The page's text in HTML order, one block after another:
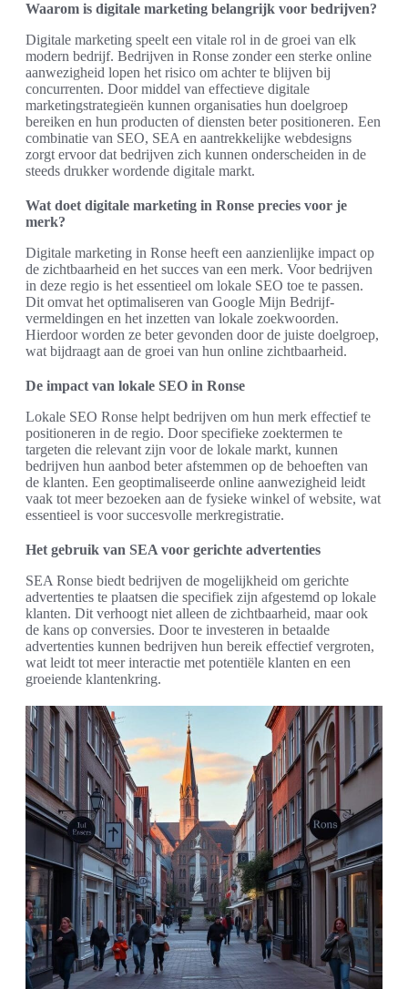
Waarom is digitale marketing belangrijk voor bedrijven?
Digitale marketing speelt een vitale rol in de groei van elk
modern bedrijf. Bedrijven in Ronse zonder een sterke online
aanwezigheid lopen het risico om achter te blijven bij
concurrenten. Door middel van effectieve digitale
marketingstrategieën kunnen organisaties hun doelgroep
bereiken en hun producten of diensten beter positioneren. Een
combinatie van SEO, SEA en aantrekkelijke webdesigns
zorgt ervoor dat bedrijven zich kunnen onderscheiden in de
steeds drukker wordende digitale markt.
Wat doet digitale marketing in Ronse precies voor je
merk?
Digitale marketing in Ronse heeft een aanzienlijke impact op
de zichtbaarheid en het succes van een merk. Voor bedrijven
in deze regio is het essentieel om lokale SEO toe te passen.
Dit omvat het optimaliseren van Google Mijn Bedrijf-
vermeldingen en het inzetten van lokale zoekwoorden.
Hierdoor worden ze beter gevonden door de juiste doelgroep,
wat bijdraagt aan de groei van hun online zichtbaarheid.
De impact van lokale SEO in Ronse
Lokale SEO Ronse helpt bedrijven om hun merk effectief te
positioneren in de regio. Door specifieke zoektermen te
targeten die relevant zijn voor de lokale markt, kunnen
bedrijven hun aanbod beter afstemmen op de behoeften van
de klanten. Een geoptimaliseerde online aanwezigheid leidt
vaak tot meer bezoeken aan de fysieke winkel of website, wat
essentieel is voor succesvolle merkregistratie.
Het gebruik van SEA voor gerichte advertenties
SEA Ronse biedt bedrijven de mogelijkheid om gerichte
advertenties te plaatsen die specifiek zijn afgestemd op lokale
klanten. Dit verhoogt niet alleen de zichtbaarheid, maar ook
de kans op conversies. Door te investeren in betaalde
advertenties kunnen bedrijven hun bereik effectief vergroten,
wat leidt tot meer interactie met potentiële klanten en een
groeiende klantenkring.